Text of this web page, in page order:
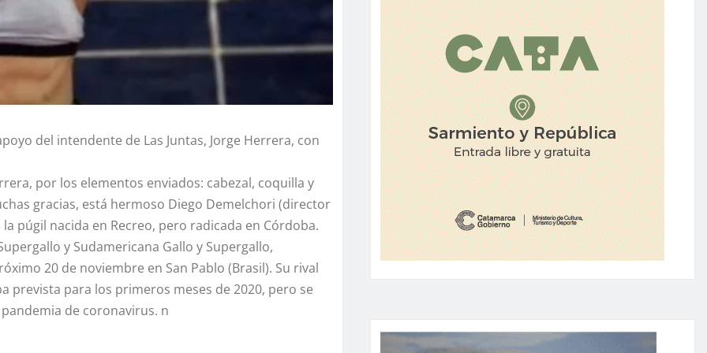
del intendente de Las Juntas, Jorge Herrera, con
por los elementos enviados: cabezal, coquilla y
gracias, está hermoso Diego Demelchori (director
púgil nacida en Recreo, pero radicada en Córdoba.
y Sudamericana Gallo y Supergallo,
20 de noviembre en San Pablo (Brasil). Su rival
prevista para los primeros meses de 2020, pero se
de coronavirus. n